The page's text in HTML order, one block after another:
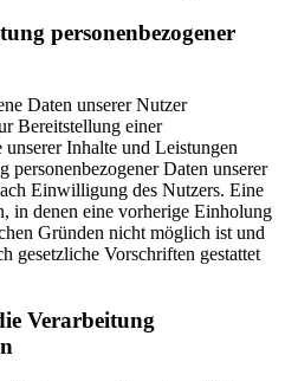
personenbezogener
Daten unserer Nutzer
Bereitstellung einer
Inhalte und Leistungen
Daten unserer
Einwilligung des Nutzers. Eine
in denen eine vorherige Einholung
Gründen nicht möglich ist und
gesetzliche Vorschriften gestattet
Verarbeitung